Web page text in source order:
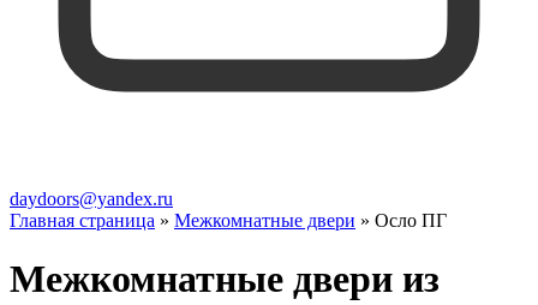
daydoors@yandex.ru
Главная страница » Межкомнатные двери » Осло ПГ
Межкомнатные двери из